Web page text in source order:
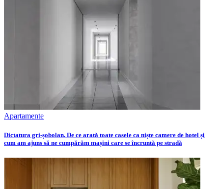
Apartamente
Dictatura gri-șobolan. De ce arată toate casele ca niște camere de hotel și
cum am ajuns să ne cumpărăm mașini care se încruntă pe stradă